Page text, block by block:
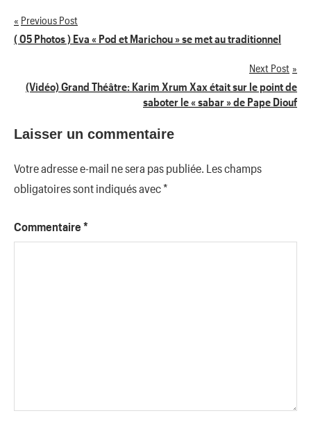
Navigation
l’article
Previous Post
( 05 Photos ) Eva « Pod et Marichou » se met au traditionnel
Next Post
(Vidéo) Grand Théâtre: Karim Xrum Xax était sur le point de
saboter le « sabar » de Pape Diouf
Laisser un commentaire
Votre adresse e-mail ne sera pas publiée. Les champs
obligatoires sont indiqués avec*
Commentaire *